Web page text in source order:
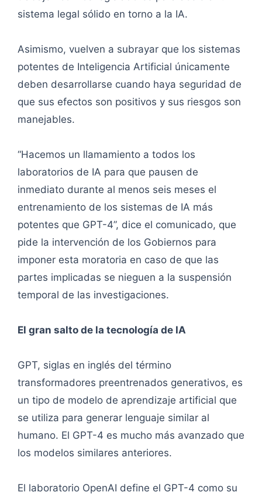
sistema legal sólido en torno a la IA.
Asimismo, vuelven a subrayar que los sistemas
potentes de Inteligencia Artificial únicamente
deben desarrollarse cuando haya seguridad de
que sus efectos son positivos y sus riesgos son
manejables.
“Hacemos un llamamiento a todos los
laboratorios de IA para que pausen de
inmediato durante al menos seis meses el
entrenamiento de los sistemas de IA más
potentes que GPT-4”, dice el comunicado, que
pide la intervención de los Gobiernos para
imponer esta moratoria en caso de que las
partes implicadas se nieguen a la suspensión
temporal de las investigaciones.
El gran salto de la tecnología de IA
GPT, siglas en inglés del término
transformadores preentrenados generativos, es
un tipo de modelo de aprendizaje artificial que
se utiliza para generar lenguaje similar al
humano. El GPT-4 es mucho más avanzado que
los modelos similares anteriores.
El laboratorio OpenAI define el GPT-4 como su